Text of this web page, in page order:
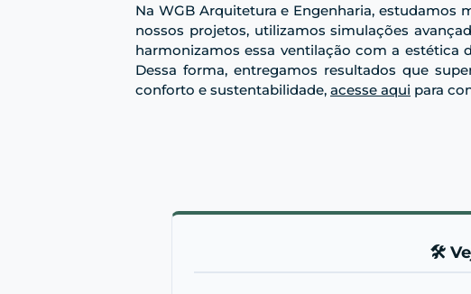
Na WGB Arquitetura e Engenharia,
nossos projetos, utilizamos simulações
harmonizamos essa ventilação com a estética
Dessa forma, entregamos resultados que
conforto e sustentabilidade, acesse aqui para
🛠️